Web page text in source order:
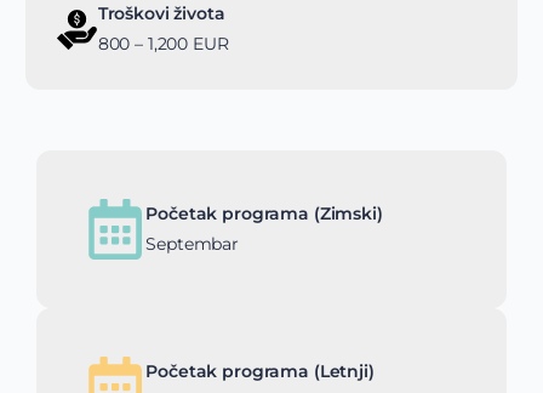
Troškovi života
800 – 1,200 EUR
Početak programa (Zimski)
Septembar
Početak programa (Letnji)